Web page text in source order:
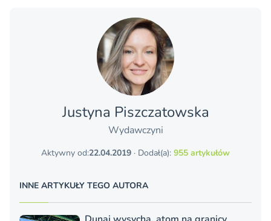
Justyna Piszczatowska
Wydawczyni
Aktywny od:22.04.2019 · Dodał(a): 955 artykułów
INNE ARTYKUŁY TEGO AUTORA